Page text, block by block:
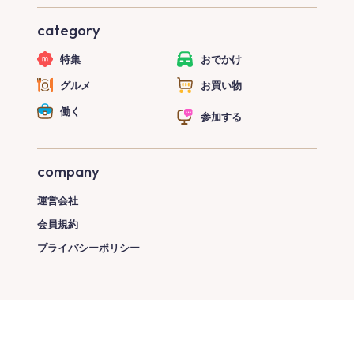
category
特集 おでかけ
グルメ お買い物
働く 参加する
company
運営会社
会員規約
プライバシーポリシー